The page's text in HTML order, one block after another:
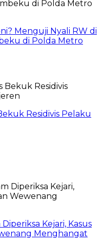
Menguji Nyali RW di
di Polda Metro
Residivis Pelaku
Kejari, Kasus
Menghangat